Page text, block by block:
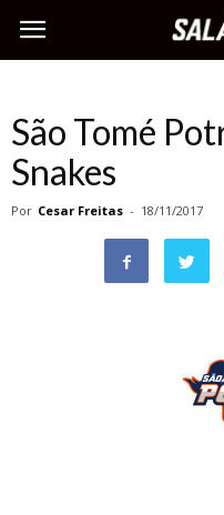
São Tomé
Snakes
Por Cesar Freitas - 18/11/2017